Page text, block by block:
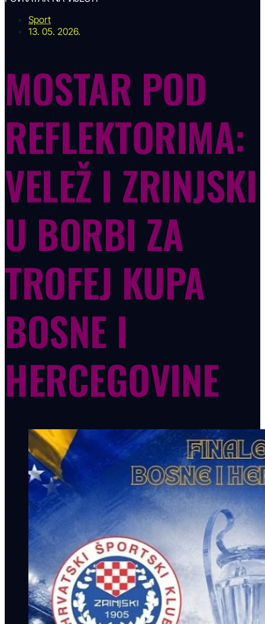
Sport
13. 05. 2026.
MOSTAR POD
REFLEKTORIMA:
VELEŽ I ZRINJSKI
U BORBI ZA
TROFEJ KUPA
BOSNE I
HERCEGOVINE